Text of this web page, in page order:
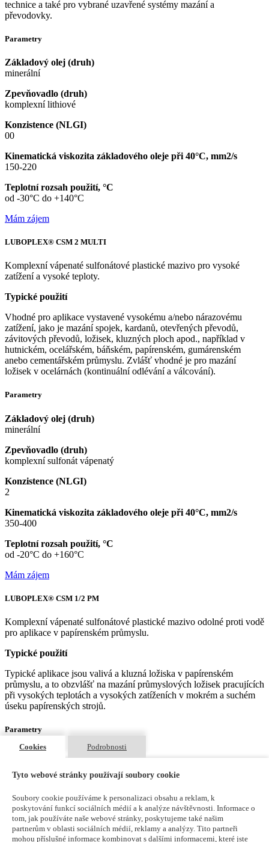
technice a také pro vybrané uzavřené systémy mazání a
převodovky.
Parametry
Základový olej (druh)
minerální
Zpevňovadlo (druh)
komplexní lithiové
Konzistence (NLGI)
00
Kinematická viskozita základového oleje při 40°C, mm2/s
150-220
Teplotní rozsah použití, °C
od -30°C do +140°C
Mám zájem
LUBOPLEX® CSM 2 MULTI
Komplexní vápenaté sulfonátové plastické mazivo pro vysoké
zatížení a vysoké teploty.
Typické použití
Vhodné pro aplikace vystavené vysokému a/nebo nárazovému
zatížení, jako je mazání spojek, kardanů, otevřených převodů,
závitových převodů, ložisek, kluzných ploch apod., například v
hutnickém, ocelářském, báňském, papírenském, gumárenském
anebo cementářském průmyslu. Zvlášť vhodné je pro mazání
ložisek v ocelárnách (kontinuální odlévání a válcování).
Parametry
Základový olej (druh)
minerální
Zpevňovadlo (druh)
komplexní sulfonát vápenatý
Konzistence (NLGI)
2
Kinematická viskozita základového oleje při 40°C, mm2/s
350-400
Teplotní rozsah použití, °C
od -20°C do +160°C
Mám zájem
LUBOPLEX® CSM 1/2 PM
Komplexní vápenaté sulfonátové plastické mazivo odolné proti vodě
pro aplikace v papírenském průmyslu.
Typické použití
Typické aplikace jsou valivá a kluzná ložiska v papírenském
průmyslu, a to obzvlášť na mazání průmyslových ložisek pracujících
při vysokých teplotách a vysokých zatíženích v mokrém a suchém
úseku papírenských strojů.
Parametry
Základový olej (druh)
komplexní sulfonát vápenatý
Konzistence (NLGI)
1/2
Cookies Podrobnosti
Tyto webové stránky používají soubory cookie
Soubory cookie používáme k personalizaci obsahu a reklam, k
poskytování funkcí sociálních médií a k analýze návštěvnosti. Informace o
tom, jak používáte naše webové stránky, poskytujeme také našim
partnerům v oblasti sociálních médií, reklamy a analýzy. Tito partneři
mohou příslušné informace kombinovat s dalšími informacemi, které jste